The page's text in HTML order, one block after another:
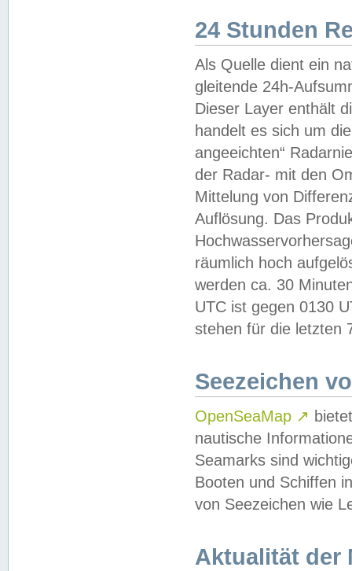
24 Stunden
Als Quelle dient ein
gleitende 24h-
Dieser Layer enthält
handelt es sich um
angeeichten“
der Radar- mit den
Mittelung von
Auflösung. Das
räumlich hoch
werden ca. 30
UTC ist gegen 0130
stehen für die letzten
Seezeichen
OpenSeaMap ↗
nautische
Seamarks sind
Booten und Schiffen
von Seezeichen wie
Aktualität der